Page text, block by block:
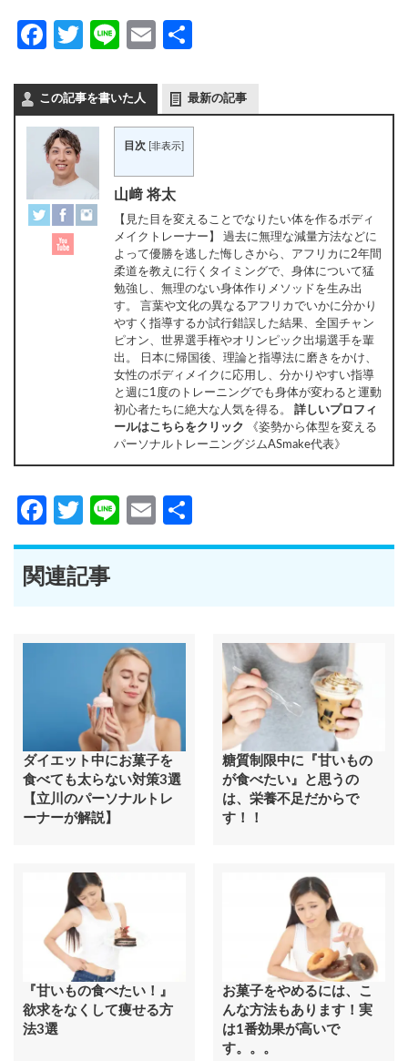
Facebook
Twitter
LineEmail
この記事を書いた人 最新の記事
目次 非表示
山﨑 将太
【見た目を変えることでなりたい体を作るボディ
メイクトレーナー】 過去に無理な減量方法などに
よって優勝を逃した悔しさから、アフリカに2年間
柔道を教えに行くタイミングで、身体について猛
勉強し、無理のない身体作りメソッドを生み出
す。 言葉や文化の異なるアフリカでいかに分かり
やすく指導するか試行錯誤した結果、全国チャン
ピオン、世界選手権やオリンピック出場選手を輩
出。 日本に帰国後、理論と指導法に磨きをかけ、
女性のボディメイクに応用し、分かりやすい指導
と週に1度のトレーニングでも身体が変わると運動
初心者たちに絶大な人気を得る。 詳しいプロフィ
ールはこちらをクリック 《姿勢から体型を変える
パーソナルトレーニングジムASmake代表》
Facebook
Twitter
LineEmail
有
関連記事
ダイエット中にお菓子を
食べても太らない対策3選
【立川のパーソナルトレ
ーナーが解説】
糖質制限中に『甘いもの
が食べたい』と思うの
は、栄養不足だからで
す！！
『甘いもの食べたい！』
欲求をなくして痩せる方
法3選
お菓子をやめるには、こ
んな方法もあります！実
は1番効果が高いで
す。。。